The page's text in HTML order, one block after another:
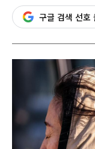
구글 검색 선호